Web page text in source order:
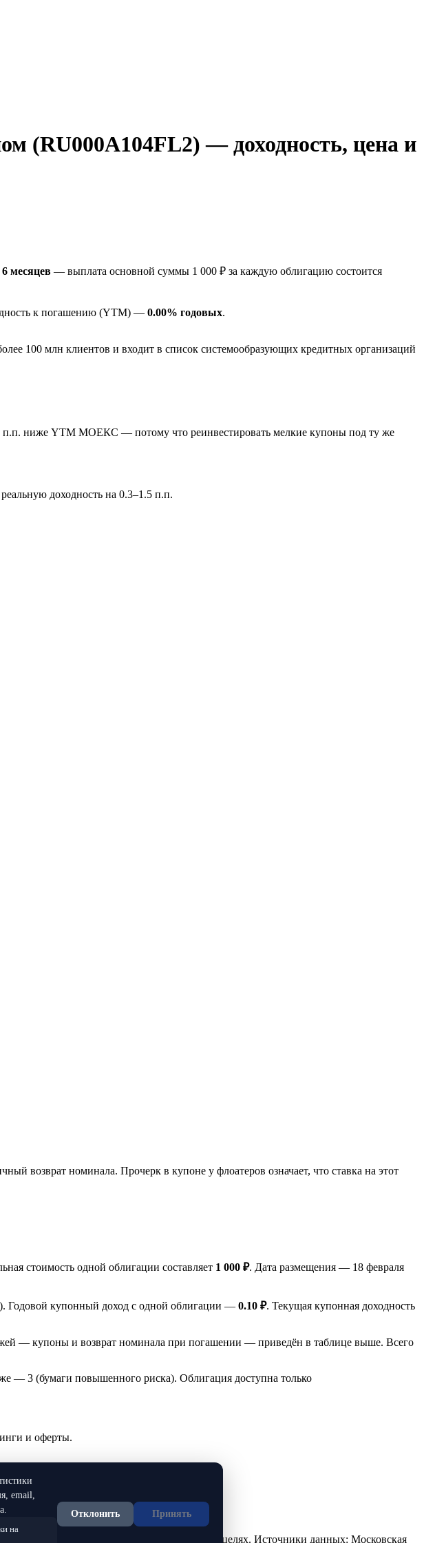
(RU000A104FL2) — доходность, цена и
6 месяцев — выплата основной суммы 1 000 ₽ за каждую облигацию состоится
к погашению (YTM) — 0.00% годовых.
100 млн клиентов и входит в список системообразующих кредитных организаций
п.п. ниже YTM МОЕКС — потому что реинвестировать мелкие купоны под ту же
доходность на 0.3–1.5 п.п.
возврат номинала. Прочерк в купоне у флоатеров означает, что ставка на этот
стоимость одной облигации составляет 1 000 ₽. Дата размещения — 18 февраля
Годовой купонный доход с одной облигации — 0.10 ₽. Текущая купонная доходность
— купоны и возврат номинала при погашении — приведён в таблице выше. Всего
— 3 (бумаги повышенного риска). Облигация доступна только
и оферты.
исключительно в ознакомительных целях. Источники данных: Московская
email,
на
Отклонить Принять